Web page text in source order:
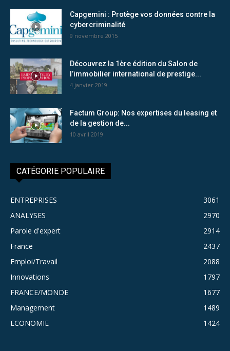
Capgemini : Protège vos données contre la
cybercriminalité
9 novembre 2015
Découvrez la 1ère édition du Salon de
l’immobilier international de prestige...
4 janvier 2019
Factum Group: Nos expertises du leasing et
de la gestion de...
10 avril 2019
CATÉGORIE POPULAIRE
ENTREPRISES
3061
ANALYSES
2970
Parole d'expert
2914
France
2437
Emploi/Travail
2088
Innovations
1797
FRANCE/MONDE
1677
Management
1489
ECONOMIE
1424